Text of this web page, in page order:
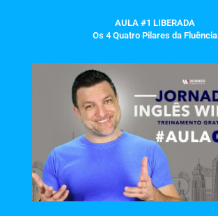
AULA #1 LIBERADA
Os 4 Quatro Pilares da Fluência